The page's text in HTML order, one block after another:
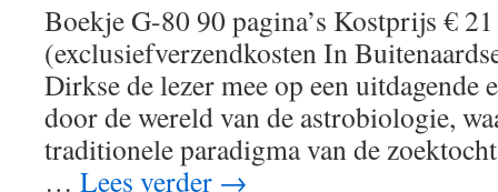
Boekje G-80 90 pagina’s Kostprijs € 21
(exclusiefverzendkosten In
Dirkse de lezer mee op een uitdagende
door de wereld van de astrobiologie,
traditionele paradigma van de
… Lees verder →